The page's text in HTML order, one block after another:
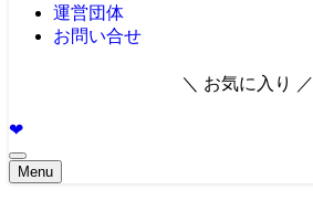
運営団体
お問い合せ
＼ お気に入り ／
❤︎
Menu